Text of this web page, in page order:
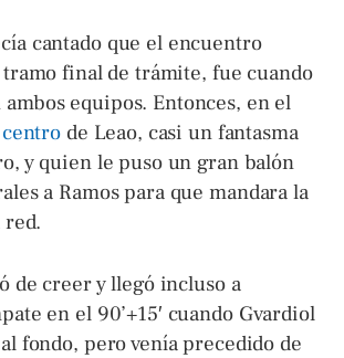
cantado que el encuentro
final de trámite, fue cuando
equipos. Entonces, en el
centro de Leao, casi un fantasma
y quien le puso un gran balón
a Ramos para que mandara la
red.
de creer y llegó incluso a
en el 90’+15′ cuando Gvardiol
fondo, pero venía precedido de